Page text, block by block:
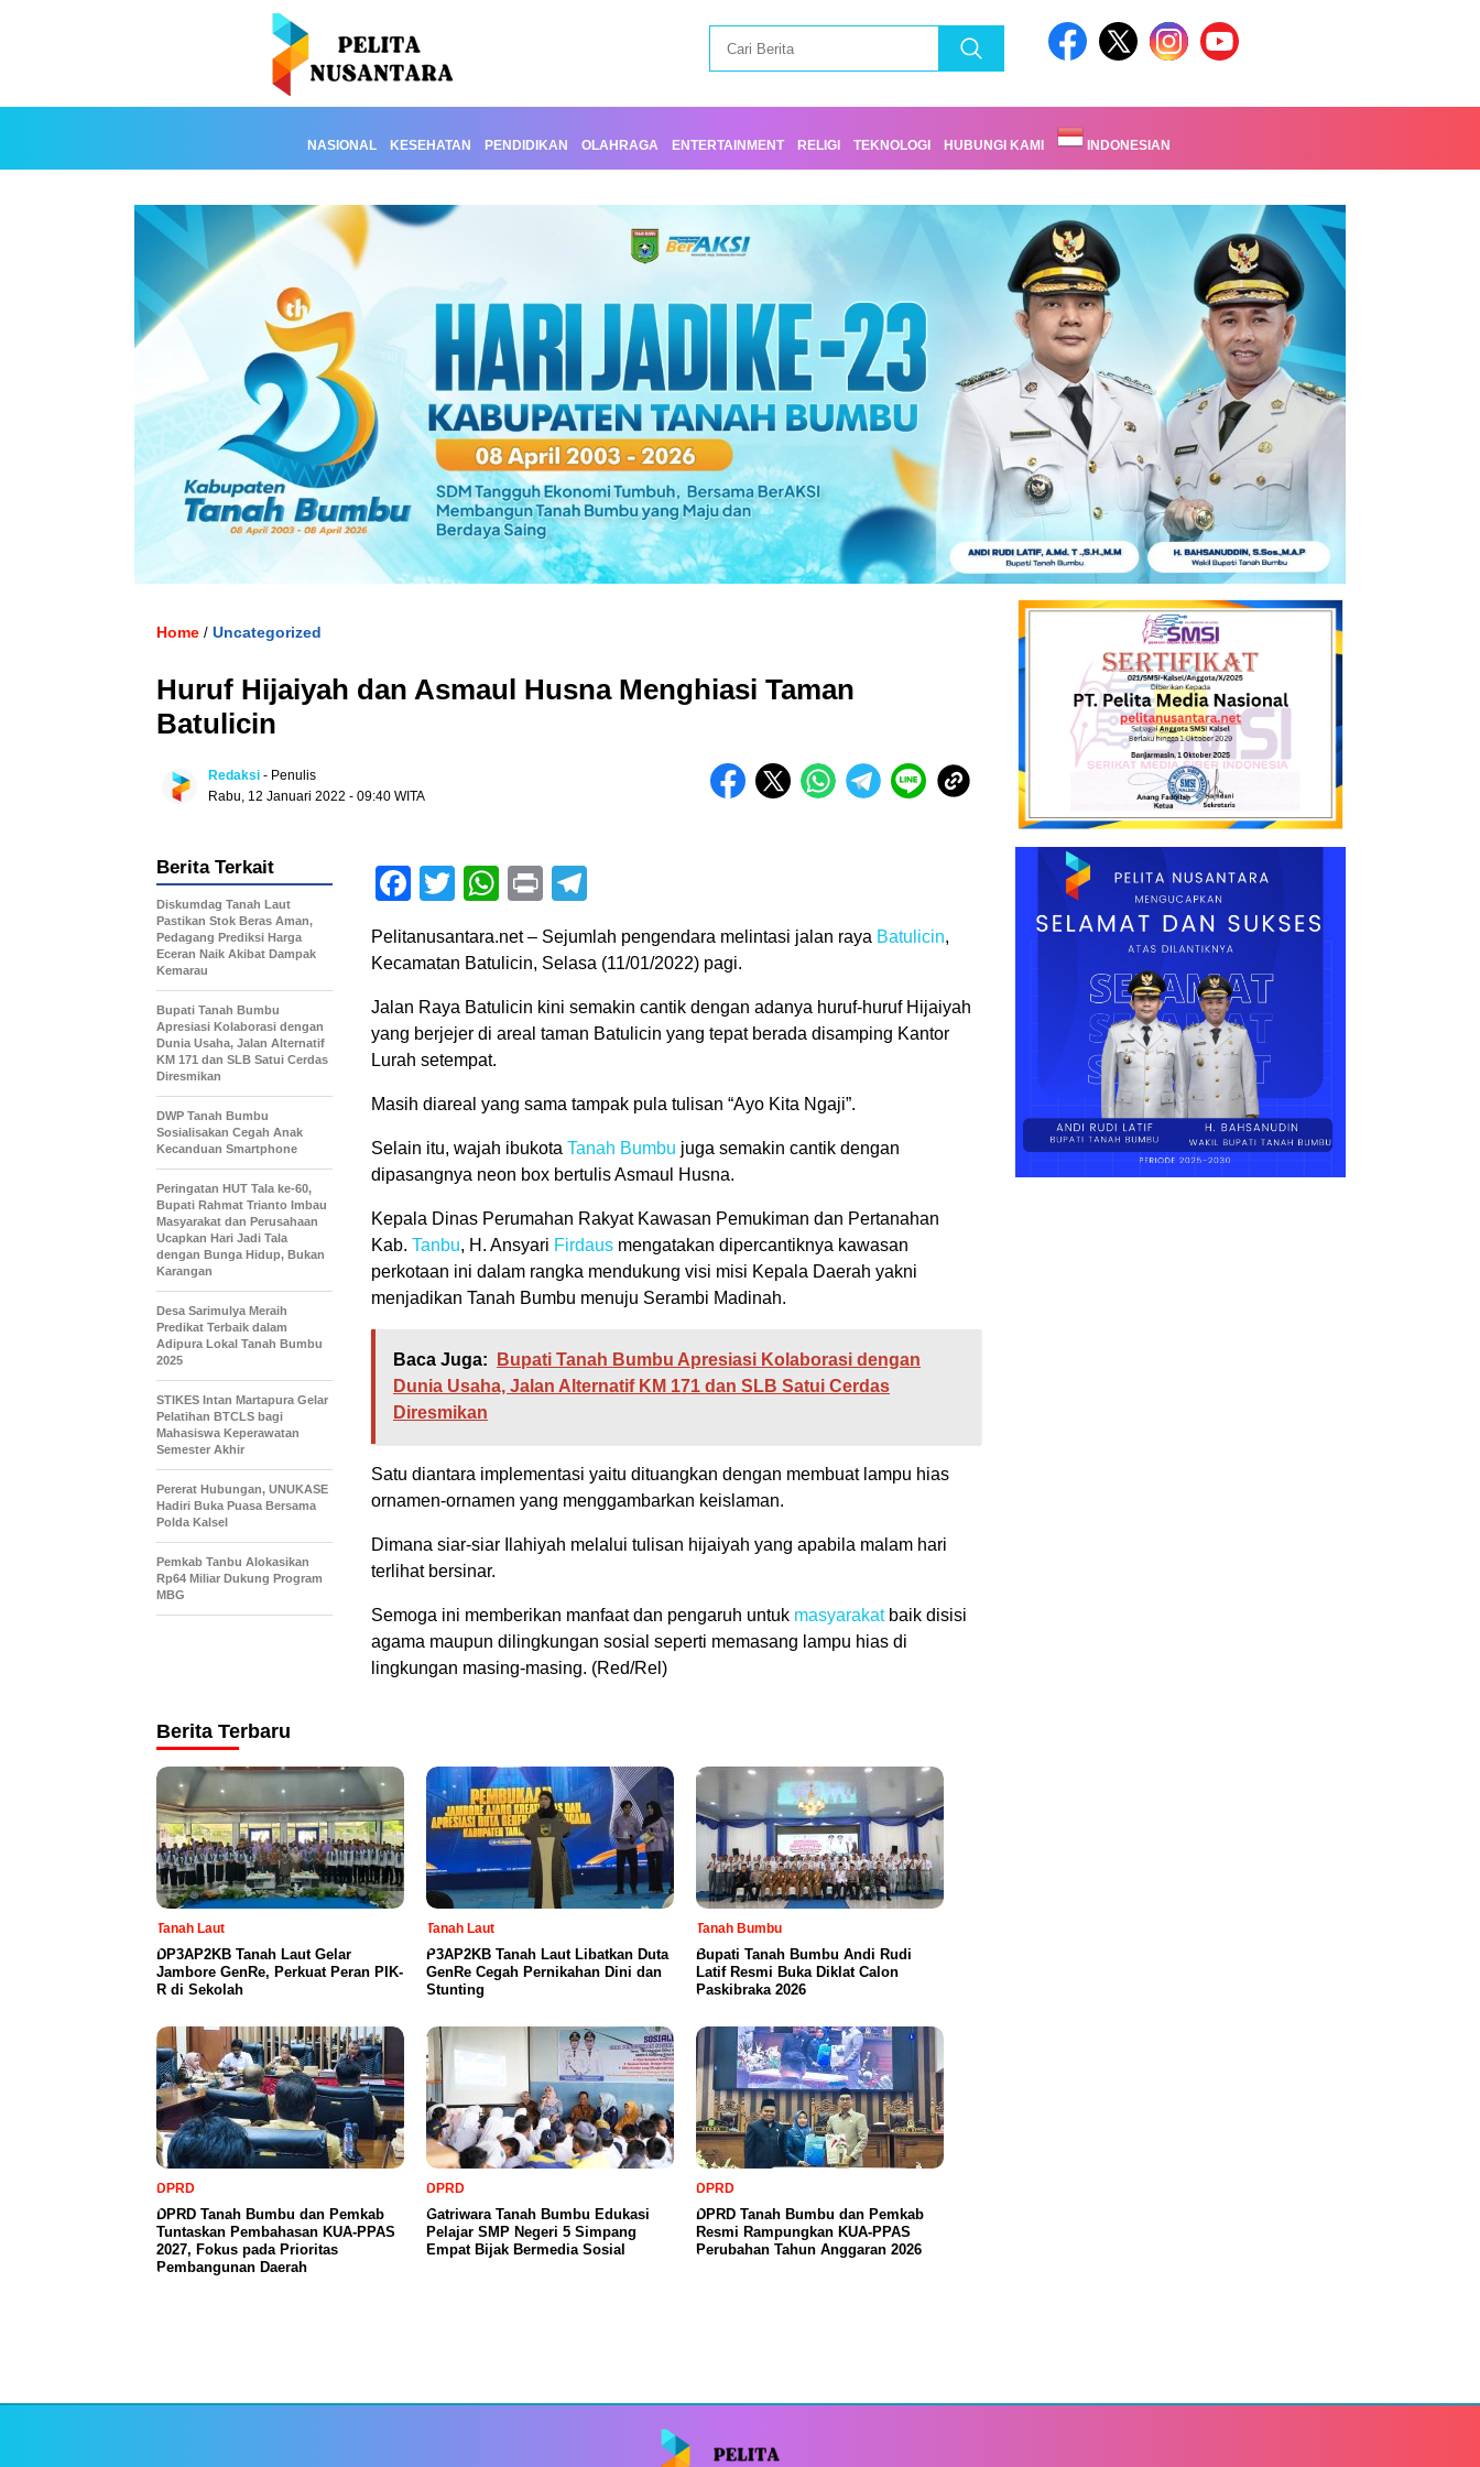
NASIONAL KESEHATAN PENDIDIKAN OLAHRAGA ENTERTAINMENT RELIGI TEKNOLOGI HUBUNGI KAMI INDONESIAN
Home / Uncategorized
Huruf Hijaiyah dan Asmaul Husna Menghiasi Taman
Batulicin
Redaksi - Penulis
Rabu, 12 Januari 2022 - 09:40 WITA
Facebook
TwitterWhatsApp
Print
Pelitanusantara.net – Sejumlah pengendara melintasi jalan raya Batulicin,
Kecamatan Batulicin, Selasa (11/01/2022) pagi.
Jalan Raya Batulicin kini semakin cantik dengan adanya huruf-huruf Hijaiyah
yang berjejer di areal taman Batulicin yang tepat berada disamping Kantor
Lurah setempat.
Masih diareal yang sama tampak pula tulisan “Ayo Kita Ngaji”.
Selain itu, wajah ibukota Tanah Bumbu juga semakin cantik dengan
dipasangnya neon box bertulis Asmaul Husna.
Kepala Dinas Perumahan Rakyat Kawasan Pemukiman dan Pertanahan
Kab. Tanbu, H. Ansyari Firdaus mengatakan dipercantiknya kawasan
perkotaan ini dalam rangka mendukung visi misi Kepala Daerah yakni
menjadikan Tanah Bumbu menuju Serambi Madinah.
Baca Juga:
Bupati Tanah Bumbu Apresiasi Kolaborasi dengan
Dunia Usaha, Jalan Alternatif KM 171 dan SLB Satui Cerdas
Diresmikan
Satu diantara implementasi yaitu dituangkan dengan membuat lampu hias
ornamen-ornamen yang menggambarkan keislaman.
Dimana siar-siar Ilahiyah melalui tulisan hijaiyah yang apabila malam hari
terlihat bersinar.
Semoga ini memberikan manfaat dan pengaruh untuk masyarakatbaik disisi
agama maupun dilingkungan sosial seperti memasang lampu hias di
lingkungan masing-masing. (Red/Rel)
Berita Terkait
Diskumdag Tanah Laut
Pastikan Stok Beras Aman,
Pedagang Prediksi Harga
Eceran Naik Akibat Dampak
Kemarau
Bupati Tanah Bumbu
Apresiasi Kolaborasi dengan
Dunia Usaha, Jalan Alternatif
KM 171 dan SLB Satui Cerdas
Diresmikan
DWP Tanah Bumbu
Sosialisakan Cegah Anak
Kecanduan Smartphone
Peringatan HUT Tala ke-60,
Bupati Rahmat Trianto Imbau
Masyarakat dan Perusahaan
Ucapkan Hari Jadi Tala
dengan Bunga Hidup, Bukan
Karangan
Desa Sarimulya Meraih
Predikat Terbaik dalam
Adipura Lokal Tanah Bumbu
2025
STIKES Intan Martapura Gelar
Pelatihan BTCLS bagi
Mahasiswa Keperawatan
Semester Akhir
Pererat Hubungan, UNUKASE
Hadiri Buka Puasa Bersama
Polda Kalsel
Pemkab Tanbu Alokasikan
Rp64 Miliar Dukung Program
MBG
Berita Terbaru
Tanah Laut
DP3AP2KB Tanah Laut Gelar
Jambore GenRe, Perkuat Peran PIK-
R di Sekolah
Tanah Laut
P3AP2KB Tanah Laut Libatkan Duta
GenRe Cegah Pernikahan Dini dan
Stunting
Tanah Bumbu
Bupati Tanah Bumbu Andi Rudi
Latif Resmi Buka Diklat Calon
Paskibraka 2026
DPRD
DPRD Tanah Bumbu dan Pemkab
Tuntaskan Pembahasan KUA-PPAS
2027, Fokus pada Prioritas
Pembangunan Daerah
DPRD
Gatriwara Tanah Bumbu Edukasi
Pelajar SMP Negeri 5 Simpang
Empat Bijak Bermedia Sosial
DPRD
DPRD Tanah Bumbu dan Pemkab
Resmi Rampungkan KUA-PPAS
Perubahan Tahun Anggaran 2026